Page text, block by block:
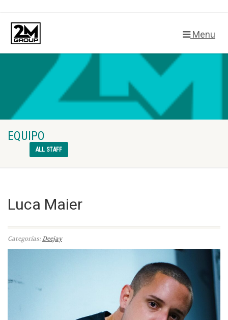
Menu
EQUIPO
ALL STAFF
Luca Maier
Categorías:Deejay